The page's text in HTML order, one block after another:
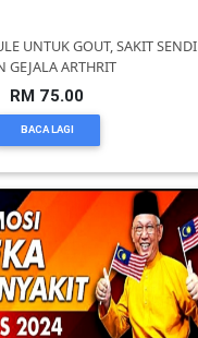
UNTUK GOUT, SAKIT SENDI
GEJALA ARTHRIT
RM 75.00
BACA LAGI